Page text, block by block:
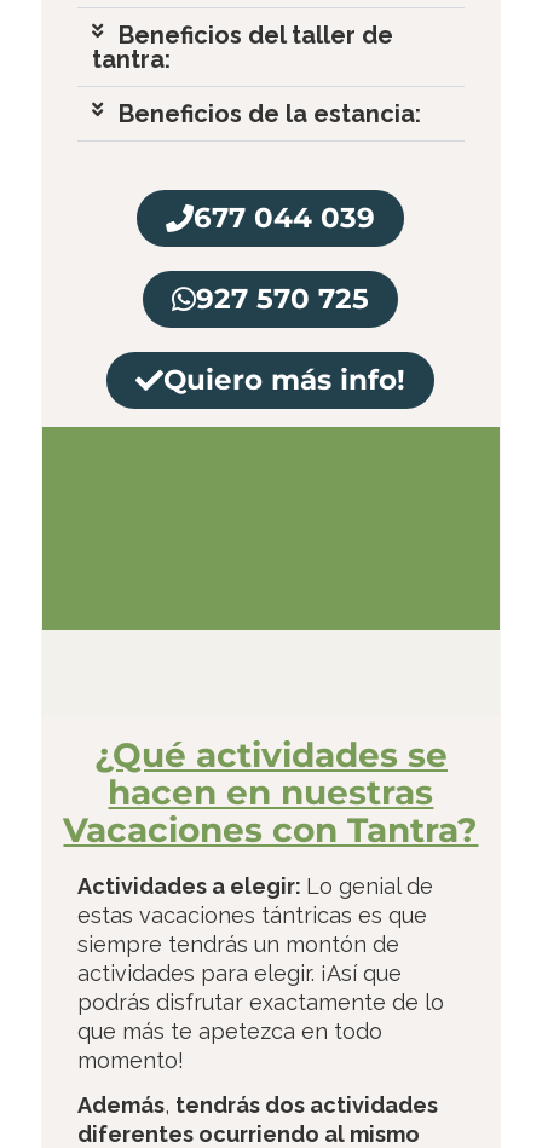
Beneficios del taller de
tantra:
Beneficios de la estancia:
677 044 039
927 570 725
Quiero más info!
¿Qué actividades se
hacen en nuestras
Vacaciones con Tantra?
Actividades a elegir: Lo genial de
estas vacaciones tántricas es que
siempre tendrás un montón de
actividades para elegir. ¡Así que
podrás disfrutar exactamente de lo
que más te apetezca en todo
momento!
Además, tendrás dos actividades
diferentes ocurriendo al mismo